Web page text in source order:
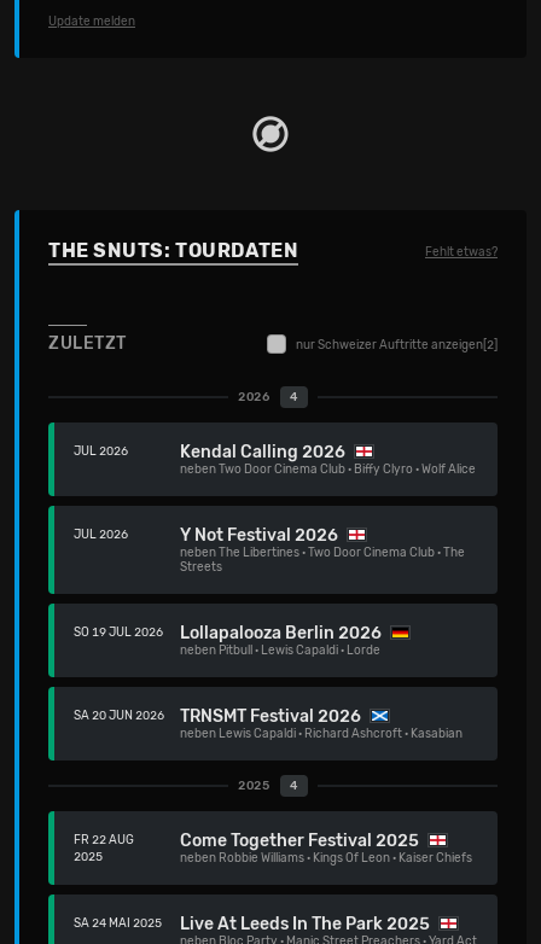
Update melden
THE SNUTS: TOURDATEN Fehlt etwas?
ZULETZT nur Schweizer Auftritte anzeigen [2]
2026 4
JUL 2026 Kendal Calling 2026
nebenTwo Door Cinema Club· Biffy Clyro ·Wolf Alice
JUL 2026 Y Not Festival 2026
nebenThe Libertines·Two Door Cinema Club·The
Streets
SO 19 JUL 2026 Lollapalooza Berlin 2026
neben Pitbull · Lewis Capaldi· Lorde
SA 20 JUN 2026 TRNSMT Festival 2026
neben Lewis Capaldi· Richard Ashcroft· Kasabian
2025 4
FR 22 AUG
2025
Come Together Festival 2025
neben Robbie Williams· Kings Of Leon· Kaiser Chiefs
SA 24 MAI 2025 Live At Leeds In The Park 2025